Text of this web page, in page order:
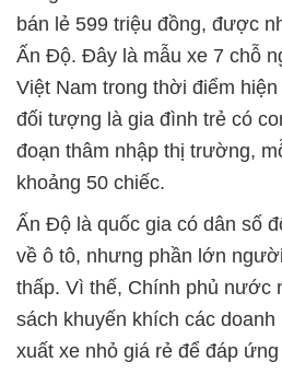
bán lẻ 599 triệu đồng, được
Ấn Độ. Đây là mẫu xe 7 chỗ
Việt Nam trong thời điểm
đối tượng là gia đình trẻ có
đoạn thâm nhập thị trường,
khoảng 50 chiếc.
Ấn Độ là quốc gia có dân số
về ô tô, nhưng phần lớn
thấp. Vì thế, Chính phủ nước
sách khuyến khích các
xuất xe nhỏ giá rẻ để đáp